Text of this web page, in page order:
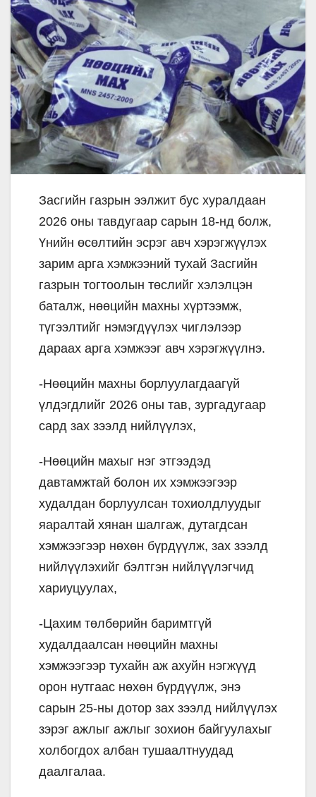
Засгийн газрын ээлжит бус хуралдаан
2026 оны тавдугаар сарын 18-нд болж,
Үнийн өсөлтийн эсрэг авч хэрэгжүүлэх
зарим арга хэмжээний тухай Засгийн
газрын тогтоолын төслийг хэлэлцэн
баталж, нөөцийн махны хүртээмж,
түгээлтийг нэмэгдүүлэх чиглэлээр
дараах арга хэмжээг авч хэрэгжүүлнэ.
-Нөөцийн махны борлуулагдаагүй
үлдэгдлийг 2026 оны тав, зургадугаар
сард зах зээлд нийлүүлэх,
-Нөөцийн махыг нэг этгээдэд
давтамжтай болон их хэмжээгээр
худалдан борлуулсан тохиолдлуудыг
яаралтай хянан шалгаж, дутагдсан
хэмжээгээр нөхөн бүрдүүлж, зах зээлд
нийлүүлэхийг бэлтгэн нийлүүлэгчид
хариуцуулах,
-Цахим төлбөрийн баримтгүй
худалдаалсан нөөцийн махны
хэмжээгээр тухайн аж ахуйн нэгжүүд
орон нутгаас нөхөн бүрдүүлж, энэ
сарын 25-ны дотор зах зээлд нийлүүлэх
зэрэг ажлыг ажлыг зохион байгуулахыг
холбогдох албан тушаалтнуудад
даалгалаа.